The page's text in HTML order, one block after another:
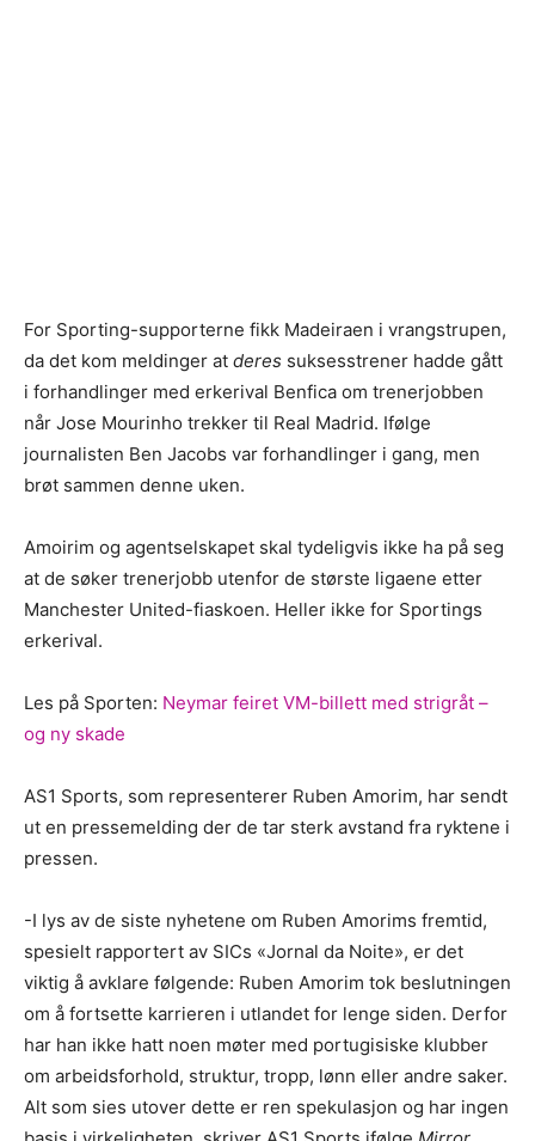
For Sporting-supporterne fikk Madeiraen i vrangstrupen,
da det kom meldinger at deres suksesstrener hadde gått
i forhandlinger med erkerival Benfica om trenerjobben
når Jose Mourinho trekker til Real Madrid. Ifølge
journalisten Ben Jacobs var forhandlinger i gang, men
brøt sammen denne uken.
Amoirim og agentselskapet skal tydeligvis ikke ha på seg
at de søker trenerjobb utenfor de største ligaene etter
Manchester United-fiaskoen. Heller ikke for Sportings
erkerival.
Les på Sporten: Neymar feiret VM-billett med strigråt –
og ny skade
AS1 Sports, som representerer Ruben Amorim, har sendt
ut en pressemelding der de tar sterk avstand fra ryktene i
pressen.
-I lys av de siste nyhetene om Ruben Amorims fremtid,
spesielt rapportert av SICs «Jornal da Noite», er det
viktig å avklare følgende: Ruben Amorim tok beslutningen
om å fortsette karrieren i utlandet for lenge siden. Derfor
har han ikke hatt noen møter med portugisiske klubber
om arbeidsforhold, struktur, tropp, lønn eller andre saker.
Alt som sies utover dette er ren spekulasjon og har ingen